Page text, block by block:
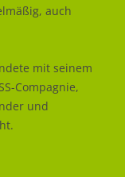
auch
mit seinem
Compagnie,
und